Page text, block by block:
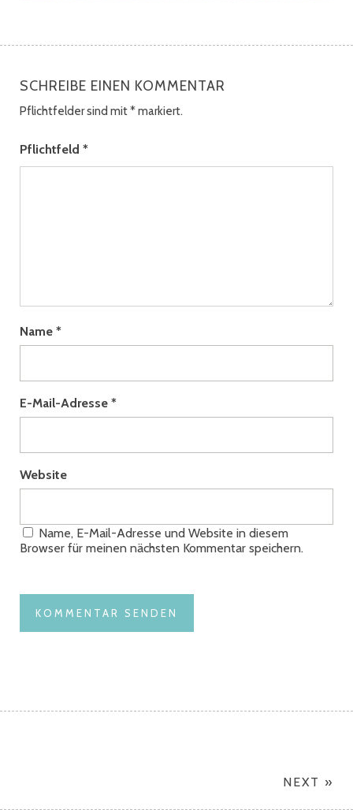
SCHREIBE EINEN KOMMENTAR
Pflichtfelder sind mit*markiert.
Pflichtfeld *
Name *
E-Mail-Adresse *
Website
Name, E-Mail-Adresse und Website in diesem
Browser für meinen nächsten Kommentar speichern.
NEXT »